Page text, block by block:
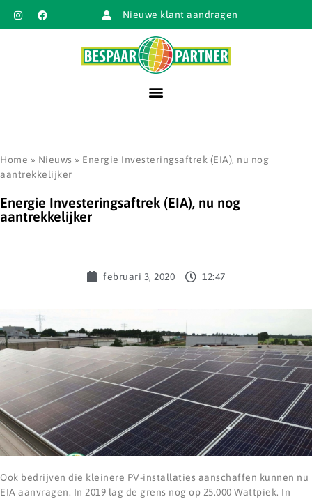
Nieuwe klant aandragen
Home » Nieuws » Energie Investeringsaftrek (EIA), nu nog
aantrekkelijker
Energie Investeringsaftrek (EIA), nu nog
aantrekkelijker
februari 3, 2020 12:47
Ook bedrijven die kleinere PV-installaties aanschaffen kunnen nu
EIA aanvragen. In 2019 lag de grens nog op 25.000 Wattpiek. In